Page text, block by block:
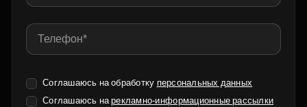
Соглашаюсь на обработку персональных данных
Соглашаюсь нарекламно-информационные рассылки